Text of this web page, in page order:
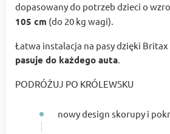
dopasowany do potrzeb dzieci o
105 cm (do 20 kg wagi).
Łatwa instalacja na pasy dzięki Britax
pasuje do każdego auta.
PODRÓŻUJ PO KRÓLEWSKU
nowy design skorupy i